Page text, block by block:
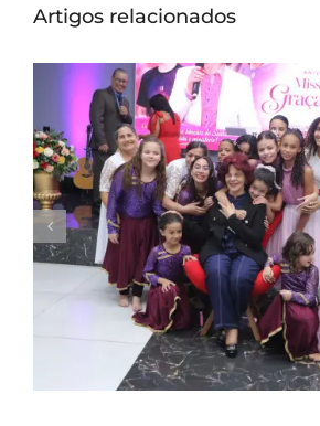
Artigos relacionados
Missionária Graça Oliveira
em culto de ação de graças
da Bênção